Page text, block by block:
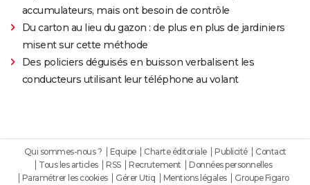
accumulateurs, mais ont besoin de contrôle
Du carton au lieu du gazon : de plus en plus de jardiniers
misent sur cette méthode
Des policiers déguisés en buisson verbalisent les
conducteurs utilisant leur téléphone au volant
Qui sommes-nous ? Equipe Charte éditoriale Publicité
Contact
Tous les articles
RSS Recrutement
Données personnelles
Paramétrer les cookies
Gérer Utiq Mentions légales Groupe Figaro